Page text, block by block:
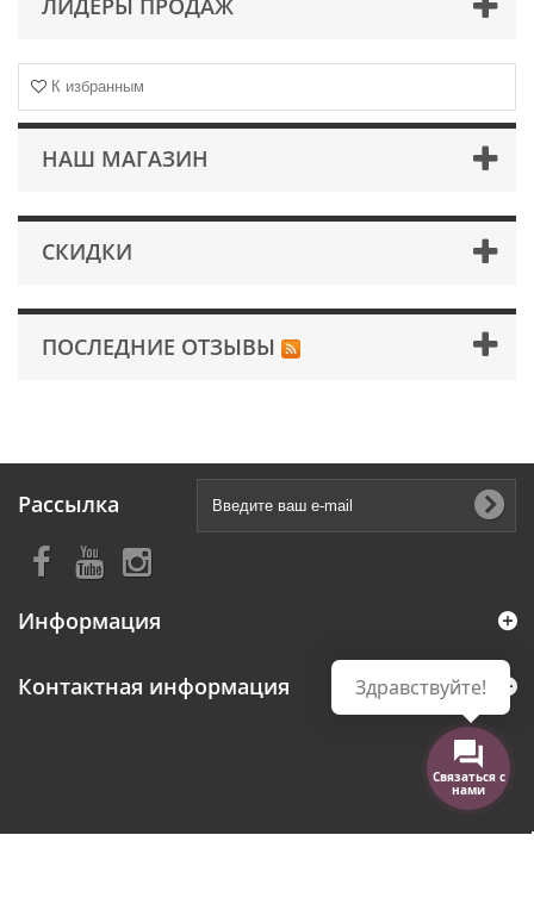
ЛИДЕРЫ ПРОДАЖ
К избранным
НАШ МАГАЗИН
СКИДКИ
ПОСЛЕДНИЕ ОТЗЫВЫ
Рассылка
Информация
Контактная информация
Связаться с
нами
Здравствуйте!